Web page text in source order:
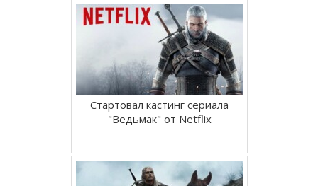
Стартовал кастинг сериала
"Ведьмак" от Netflix